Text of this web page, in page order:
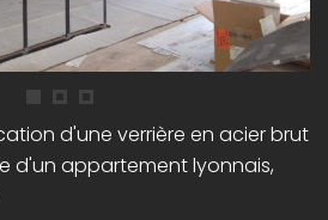
d'une verrière en acier brut
d'un appartement lyonnais,